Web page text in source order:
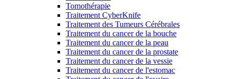
Tomothérapie
Traitement CyberKnife
Traitement des Tumeurs Cérébrales
Traitement du cancer de la bouche
Traitement du cancer de la peau
Traitement du cancer de la prostate
Traitement du cancer de la vessie
Traitement du cancer de l'estomac